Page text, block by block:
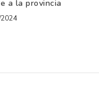
a la provincia